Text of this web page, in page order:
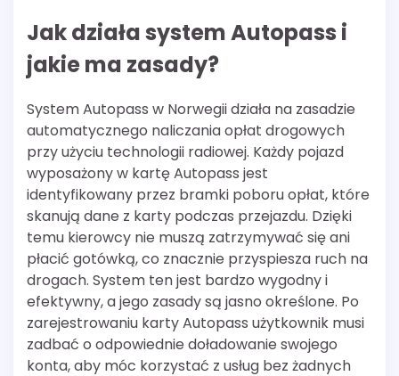
Jak działa system Autopass i
jakie ma zasady?
System Autopass w Norwegii działa na zasadzie
automatycznego naliczania opłat drogowych
przy użyciu technologii radiowej. Każdy pojazd
wyposażony w kartę Autopass jest
identyfikowany przez bramki poboru opłat, które
skanują dane z karty podczas przejazdu. Dzięki
temu kierowcy nie muszą zatrzymywać się ani
płacić gotówką, co znacznie przyspiesza ruch na
drogach. System ten jest bardzo wygodny i
efektywny, a jego zasady są jasno określone. Po
zarejestrowaniu karty Autopass użytkownik musi
zadbać o odpowiednie doładowanie swojego
konta, aby móc korzystać z usług bez żadnych